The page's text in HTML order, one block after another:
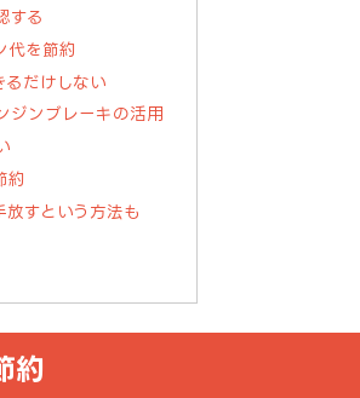
する
代を節約
るだけしない
ジンブレーキの活用
約
すという方法も
約